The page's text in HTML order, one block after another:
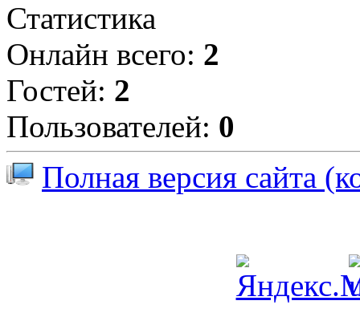
Статистика
Онлайн всего: 2
Гостей: 2
Пользователей: 0
Полная версия сайта